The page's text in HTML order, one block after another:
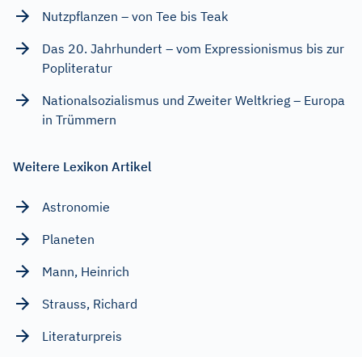
Nutzpflanzen – von Tee bis Teak
Das 20. Jahrhundert – vom Expressionismus bis zur
Popliteratur
Nationalsozialismus und Zweiter Weltkrieg – Europa
in Trümmern
Weitere Lexikon Artikel
Astronomie
Planeten
Mann, Heinrich
Strauss, Richard
Literaturpreis